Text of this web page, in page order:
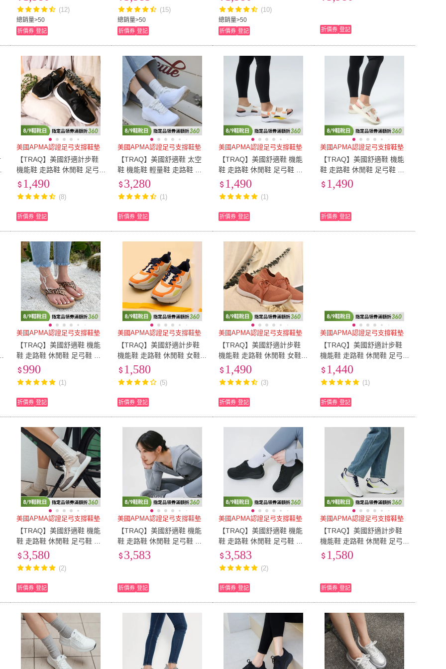
型搖滾鞋)
總銷量>50
(12)
折價券 登記
總銷量>50
(15)
折價券 登記
總銷量>50
(10)
折價券 登記
白色 LIBER8
折價券 登記
美國APMA認證足弓支撐鞋墊
【TRAQ】美國舒適計步鞋
機能鞋 走路鞋 休閒鞋 足弓
鞋 女鞋 黑色 FLORA(美型透
氣鞋)
1,490
(8)
折價券 登記
美國APMA認證足弓支撐鞋墊
【TRAQ】美國舒適鞋 太空
鞋 機能鞋 輕量鞋 走路鞋 休
閒鞋 足弓鞋 女鞋 白色 RIZE
(超透氣極輕太空鞋)
3,280
(1)
折價券 登記
美國APMA認證足弓支撐鞋墊
【TRAQ】美國舒適鞋 機能
鞋 走路鞋 休閒鞋 足弓鞋 女
鞋 SANDIE(久站久走太空涼1,490
(1)
折價券 登記
美國APMA認證足弓支撐鞋墊
【TRAQ】美國舒適鞋 機能
鞋 走路鞋 休閒鞋 足弓鞋 女
鞋 米白 SANDIE(久站久走太
空涼鞋)
1,490
折價券 登記
美國APMA認證足弓支撐鞋墊
【TRAQ】美國舒適鞋 機能
鞋 走路鞋 休閒鞋 足弓鞋 女
鞋 豹紋 ODE(夾角輕量拖鞋)
990
(1)
折價券 登記
美國APMA認證足弓支撐鞋墊
【TRAQ】美國舒適計步鞋
機能鞋 走路鞋 休閒鞋 女鞋
橘色 SOLSTYCE(美型搖滾
1,580
(5)
折價券 登記
美國APMA認證足弓支撐鞋墊
【TRAQ】美國舒適計步鞋
機能鞋 走路鞋 休閒鞋 女鞋
珊瑚橘 FLORA(美型透氣鞋)
1,490
(3)
折價券 登記
美國APMA認證足弓支撐鞋墊
【TRAQ】美國舒適計步鞋
機能鞋 走路鞋 休閒鞋 足弓
鞋 女鞋 灰色 FROLIQ(飛織
襪套鞋)
1,440
(1)
折價券 登記
美國APMA認證足弓支撐鞋墊
【TRAQ】美國舒適鞋 機能
鞋 走路鞋 休閒鞋 足弓鞋 女
鞋 米灰色 EAZEER(輕盈拉
鍊懶人鞋)
3,580
(2)
折價券 登記
美國APMA認證足弓支撐鞋墊
【TRAQ】美國舒適鞋 機能
鞋 走路鞋 休閒鞋 足弓鞋 女
鞋 灰色 LIBER8
3,583
折價券 登記
美國APMA認證足弓支撐鞋墊
【TRAQ】美國舒適鞋 機能
鞋 走路鞋 休閒鞋 足弓鞋 女
鞋 黑色 LIBER8
3,583
(2)
折價券 登記
美國APMA認證足弓支撐鞋墊
【TRAQ】美國舒適計步鞋
機能鞋 走路鞋 休閒鞋 足弓
鞋 女鞋 白色 PROCESSION
(舒適透氣搖滾鞋)
1,580
折價券 登記